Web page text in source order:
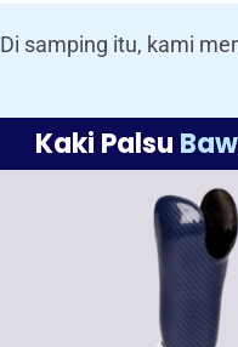
Di samping itu, kami
Kaki Palsu